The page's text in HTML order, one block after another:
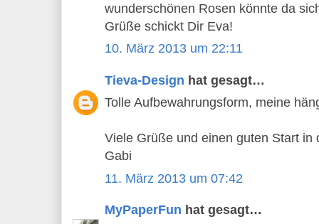
wunderschönen Rosen könnte da
Grüße schickt Dir Eva!
10. März 2013 um 22:11
Tieva-Design hat gesagt…
Tolle Aufbewahrungsform, meine
Viele Grüße und einen guten Start in
Gabi
11. März 2013 um 07:42
MyPaperFun hat gesagt…